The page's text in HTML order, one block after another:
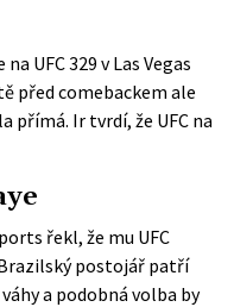
UFC 329 v Las Vegas
před comebackem ale
přímá. Ir tvrdí, že UFC na
řekl, že mu UFC
postojář patří
a podobná volba by